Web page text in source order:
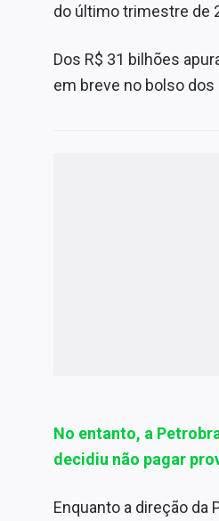
do último trimestre de
Dos R$ 31 bilhões
em breve no bolso
No entanto, a
decidiu não pagar
Enquanto a direção